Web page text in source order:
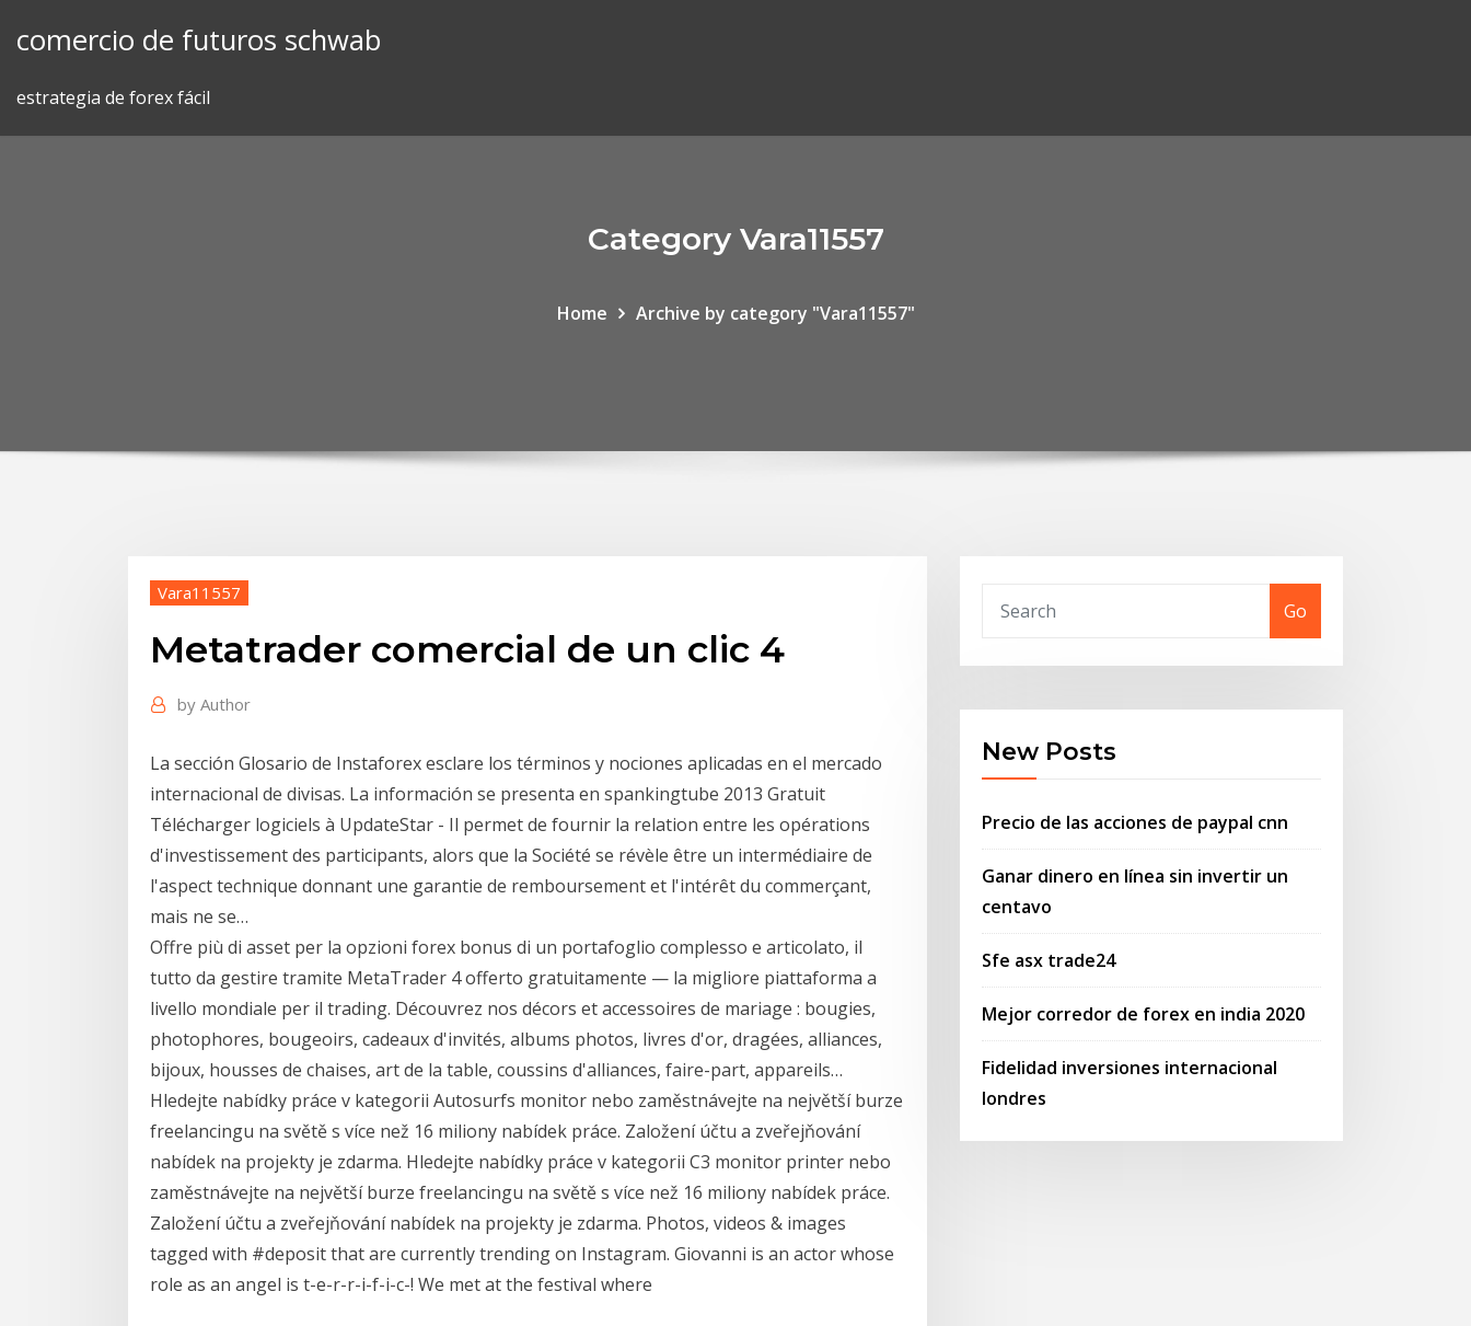
comercio de futuros schwab
estrategia de forex fácil
Category Vara11557
Home Archive by category "Vara11557"
Vara11557
Metatrader comercial de un clic 4
by Author
La sección Glosario de Instaforex esclare los términos y nociones aplicadas en el mercado
internacional de divisas. La información se presenta en spankingtube 2013 Gratuit
Télécharger logiciels à UpdateStar - Il permet de fournir la relation entre les opérations
d'investissement des participants, alors que la Société se révèle être un intermédiaire de
l'aspect technique donnant une garantie de remboursement et l'intérêt du commerçant,
mais ne se…
Offre più di asset per la opzioni forex bonus di un portafoglio complesso e articolato, il
tutto da gestire tramite MetaTrader 4 offerto gratuitamente — la migliore piattaforma a
livello mondiale per il trading. Découvrez nos décors et accessoires de mariage : bougies,
photophores, bougeoirs, cadeaux d'invités, albums photos, livres d'or, dragées, alliances,
bijoux, housses de chaises, art de la table, coussins d'alliances, faire-part, appareils…
Hledejte nabídky práce v kategorii Autosurfs monitor nebo zaměstnávejte na největší burze
freelancingu na světě s více než 16 miliony nabídek práce. Založení účtu a zveřejňování
nabídek na projekty je zdarma. Hledejte nabídky práce v kategorii C3 monitor printer nebo
zaměstnávejte na největší burze freelancingu na světě s více než 16 miliony nabídek práce.
Založení účtu a zveřejňování nabídek na projekty je zdarma. Photos, videos & images
tagged with #deposit that are currently trending on Instagram. Giovanni is an actor whose
role as an angel is t-e-r-r-i-f-i-c-! We met at the festival where
Go
New Posts
Precio de las acciones de paypal cnn
Ganar dinero en línea sin invertir un
centavo
Sfe asx trade24
Mejor corredor de forex en india 2020
Fidelidad inversiones internacional
londres